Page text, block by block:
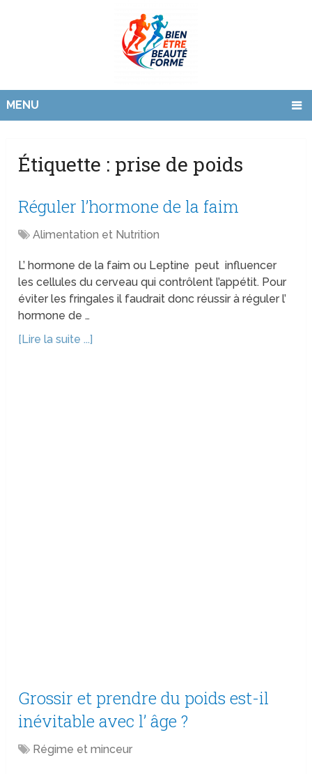
MENU
Étiquette : prise de poids
Réguler l’hormone de la faim
Alimentation et Nutrition
L’ hormone de la faim ou Leptine peut influencer
les cellules du cerveau qui contrôlent l’appétit. Pour
éviter les fringales il faudrait donc réussir à réguler l’
hormone de …
[Lire la suite ...]
Grossir et prendre du poids est-il
inévitable avec l’ âge ?
Régime et minceur